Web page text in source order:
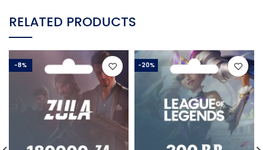
RELATED PRODUCTS
-8% -20%